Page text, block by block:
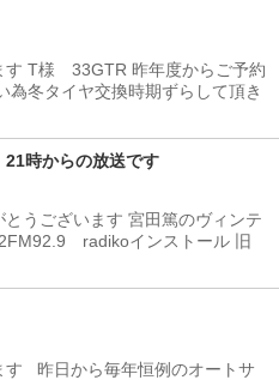
す T様 33GTR 昨年度からご予約
為冬タイヤ交換時期ずらして頂き
時からの放送です
うございます 宮田篤のヴィンテ
radikoインストール 旧
す 昨日から毎年恒例のオートサ